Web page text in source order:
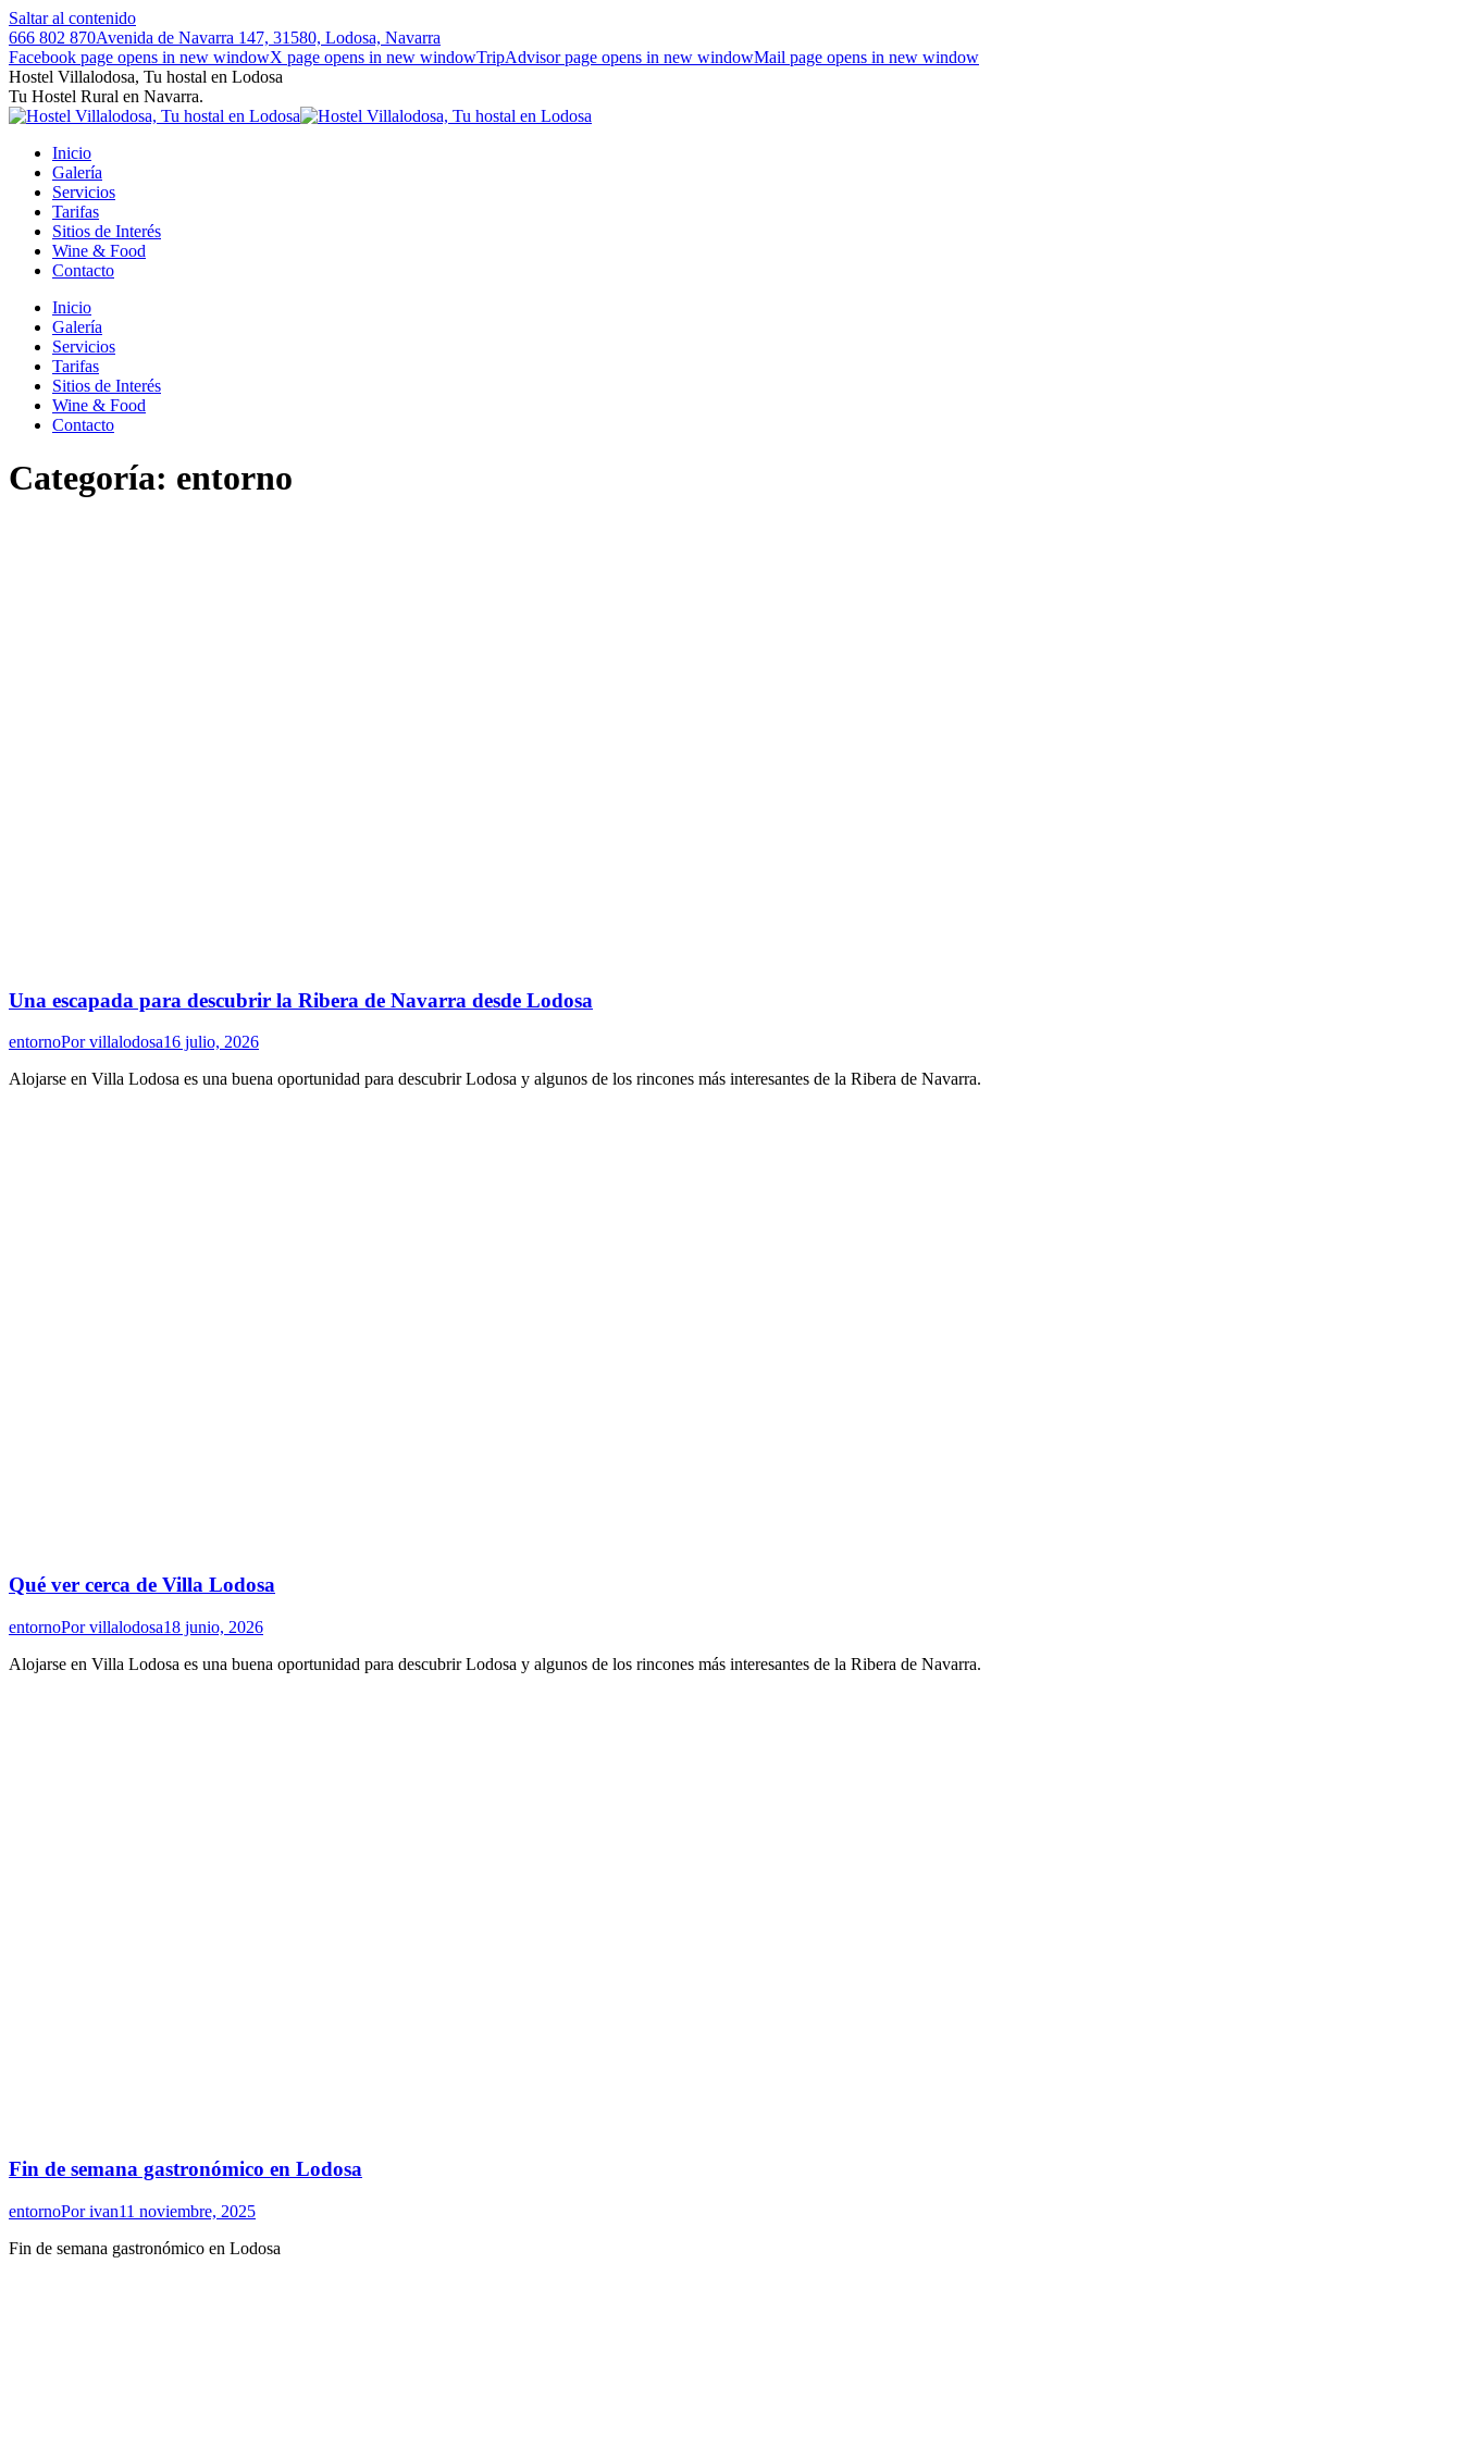
Saltar al contenido
666 802 870Avenida de Navarra 147, 31580, Lodosa, Navarra
Facebook page opens in new windowX page opens in new windowTripAdvisor page opens in new windowMail page opens in new window
Hostel Villalodosa, Tu hostal en Lodosa
Tu Hostel Rural en Navarra.
Inicio
Galería
Servicios
Tarifas
Sitios de Interés
Wine & Food
Contacto
Inicio
Galería
Servicios
Tarifas
Sitios de Interés
Wine & Food
Contacto
Categoría: entorno
Una escapada para descubrir la Ribera de Navarra desde Lodosa
entornoPorvillalodosa16 julio, 2026
Alojarse en Villa Lodosa es una buena oportunidad para descubrir Lodosa y algunos de los rincones más interesantes de la Ribera de Navarra.
Qué ver cerca de Villa Lodosa
entornoPorvillalodosa18 junio, 2026
Alojarse en Villa Lodosa es una buena oportunidad para descubrir Lodosa y algunos de los rincones más interesantes de la Ribera de Navarra.
Fin de semana gastronómico en Lodosa
entornoPorivan11 noviembre, 2025
Fin de semana gastronómico en Lodosa